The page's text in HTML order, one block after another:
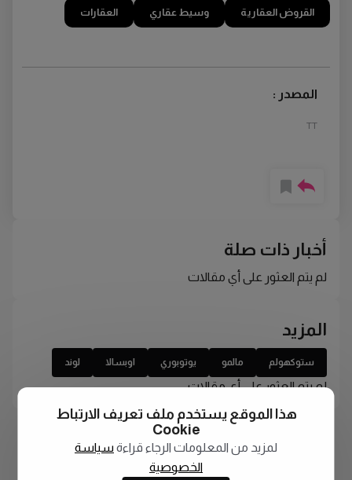
القروض العقارية وسيط عقاري العقارات
المصدر :
TT
أخبار ذات صلة
لم يتم العثور على أي مقالات
المزيد
ستوكهولم مالمو يوتوبوري اوبسالا لوند
لم يتم العثور على أي مقالات
هذا الموقع يستخدم ملف تعريف الارتباط
Cookie
لمزيد من المعلومات الرجاء قراءة سياسة
الخصوصية